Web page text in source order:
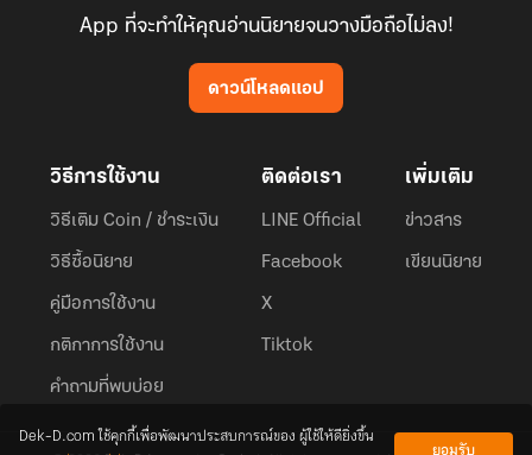
App ที่จะทำให้คุณอ่านนิยายจนวางมือถือไม่ลง!
ดาวน์โหลดแอป
วิธีการใช้งาน
วิธีเติม Coin / ชำระเงิน
วิธีซื้อนิยาย
คู่มือการใช้งาน
กติกาการใช้งาน
คำถามที่พบบ่อย
ติดต่อเรา
LINE Official
Facebook
X
Tiktok
เพิ่มเติม
ข่าวสาร
เขียนนิยาย
Dek-D.com ใช้คุกกี้เพื่อพัฒนาประสบการณ์ของ ผู้ใช้ให้ดียิ่งขึ้น